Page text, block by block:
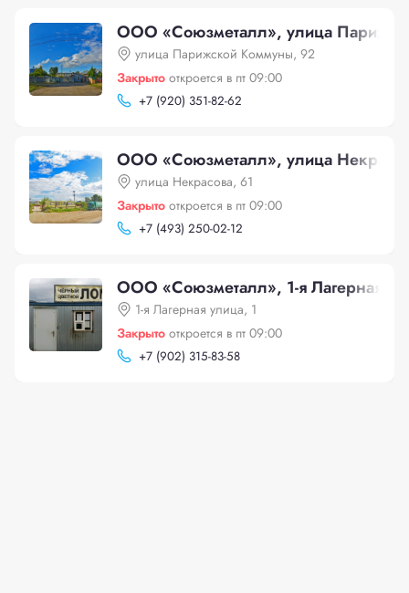
ООО «Союзметалл», улица
улица Парижской Коммуны, 92
Закрыто откроется в пт 09:00
+7 (920) 351-82-62
ООО «Союзметалл», улица
улица Некрасова, 61
Закрыто откроется в пт 09:00
+7 (493) 250-02-12
ООО «Союзметалл», 1-я Лагерная
1-я Лагерная улица, 1
Закрыто откроется в пт 09:00
+7 (902) 315-83-58